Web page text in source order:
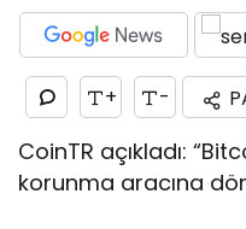
+ -
CoinTR açıkladı:
korunma aracına